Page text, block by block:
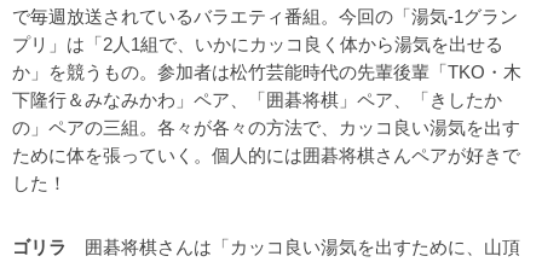
で毎週放送されているバラエティ番組。今回の「湯気-1グラン
プリ」は「2人1組で、いかにカッコ良く体から湯気を出せる
か」を競うもの。参加者は松竹芸能時代の先輩後輩「TKO・木
下隆行＆みなみかわ」ペア、「囲碁将棋」ペア、「きしたか
の」ペアの三組。各々が各々の方法で、カッコ良い湯気を出す
ために体を張っていく。個人的には囲碁将棋さんペアが好きで
した！
ゴリラ
囲碁将棋さんは「カッコ良い湯気を出すために、山頂